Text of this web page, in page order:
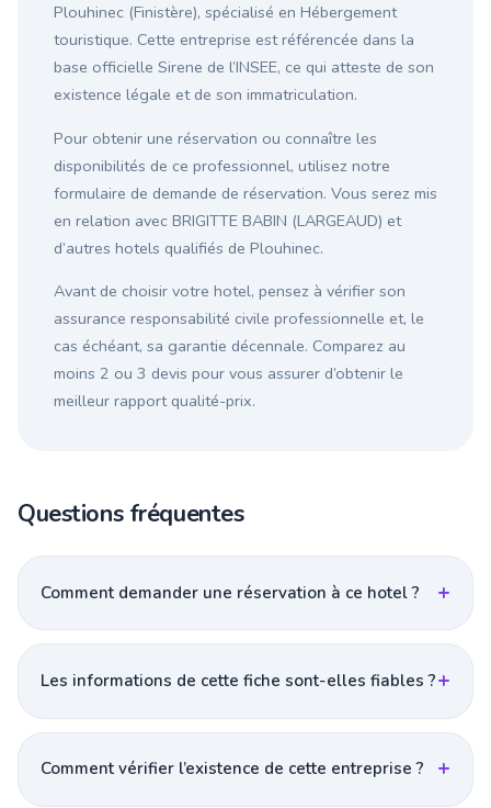
Plouhinec (Finistère), spécialisé en Hébergement
touristique. Cette entreprise est référencée dans la
base officielle Sirene de l’INSEE, ce qui atteste de son
existence légale et de son immatriculation.
Pour obtenir une réservation ou connaître les
disponibilités de ce professionnel, utilisez notre
formulaire de demande de réservation. Vous serez mis
en relation avec BRIGITTE BABIN (LARGEAUD) et
d’autres hotels qualifiés de Plouhinec.
Avant de choisir votre hotel, pensez à vérifier son
assurance responsabilité civile professionnelle et, le
cas échéant, sa garantie décennale. Comparez au
moins 2 ou 3 devis pour vous assurer d’obtenir le
meilleur rapport qualité-prix.
Questions fréquentes
Comment demander une réservation à ce hotel ?
Les informations de cette fiche sont-elles fiables ?
Comment vérifier l’existence de cette entreprise ?